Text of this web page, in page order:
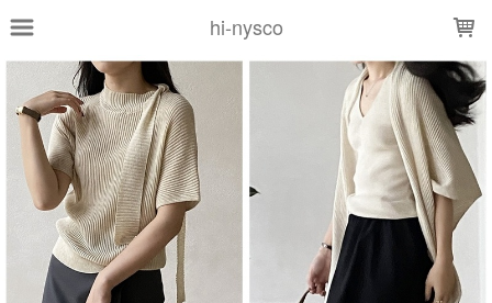
hi-nysco